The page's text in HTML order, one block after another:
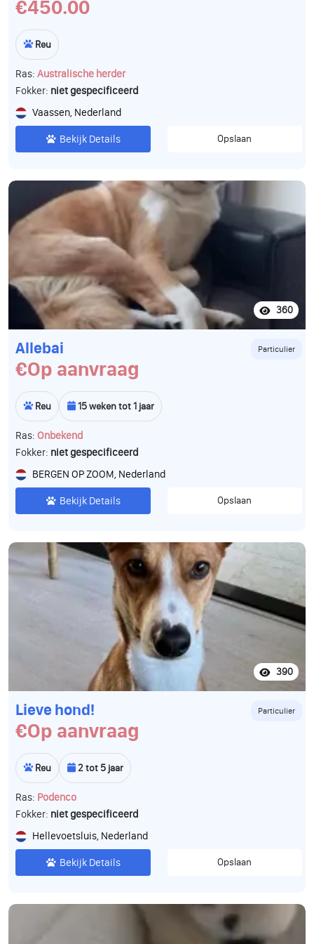
€450.00
Reu
Ras: Australische herder
Fokker: niet gespecificeerd
Vaassen, Nederland
Bekijk Details Opslaan
360
Allebai Particulier
€Op aanvraag
Reu 15 weken tot 1 jaar
Ras: Onbekend
Fokker: niet gespecificeerd
BERGEN OP ZOOM, Nederland
Bekijk Details Opslaan
390
Lieve hond! Particulier
€Op aanvraag
Reu 2 tot 5 jaar
Ras: Podenco
Fokker: niet gespecificeerd
Hellevoetsluis, Nederland
Bekijk Details Opslaan